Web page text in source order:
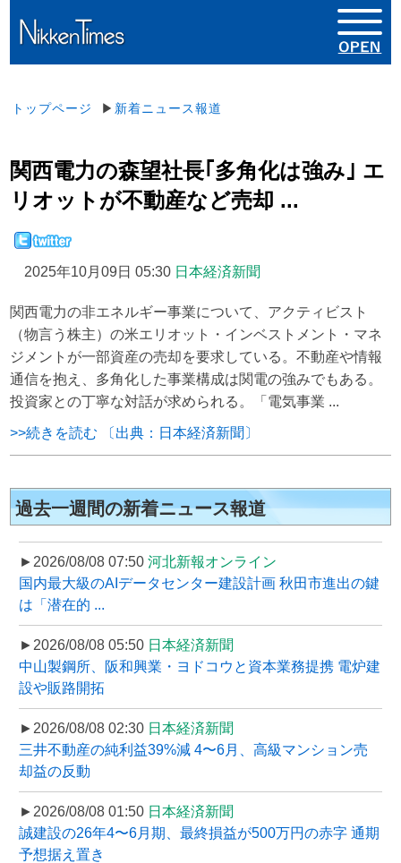
トップページ ▶ 新着ニュース報道
関西電力の森望社長｢多角化は強み｣ エ
リオットが不動産など売却 ...
2025年10月09日 05:30 日本経済新聞
関西電力の非エネルギー事業について、アクティビスト
（物言う株主）の米エリオット・インベストメント・マネ
ジメントが一部資産の売却を要求している。不動産や情報
通信を抱え、多角化した事業構成は関電の強みでもある。
投資家との丁寧な対話が求められる。「電気事業 ...
>>続きを読む 〔出典：日本経済新聞〕
過去一週間の新着ニュース報道
►2026/08/08 07:50 河北新報オンライン
国内最大級のAIデータセンター建設計画 秋田市進出の鍵
は「潜在的 ...
►2026/08/08 05:50 日本経済新聞
中山製鋼所、阪和興業・ヨドコウと資本業務提携 電炉建
設や販路開拓
►2026/08/08 02:30 日本経済新聞
三井不動産の純利益39%減 4〜6月、高級マンション売
却益の反動
►2026/08/08 01:50 日本経済新聞
誠建設の26年4〜6月期、最終損益が500万円の赤字 通期
予想据え置き